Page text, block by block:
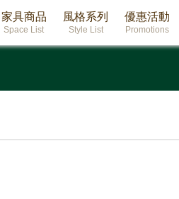
家具商品
Space List
風格系列
Style List
優惠活動
Promotions